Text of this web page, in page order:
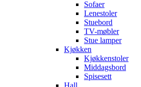
Sofaer
Lenestoler
Stuebord
TV-møbler
Stue lamper
Kjøkken
Kjøkkenstoler
Middagsbord
Spisesett